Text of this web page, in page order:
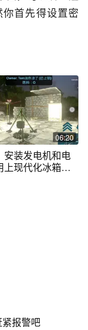
首先得设置密
06:20
安装发电机和电
上现代化冰箱和
紧报警吧